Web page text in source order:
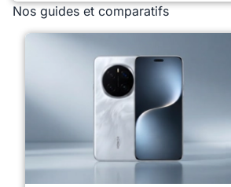
Nos guides et comparatifs